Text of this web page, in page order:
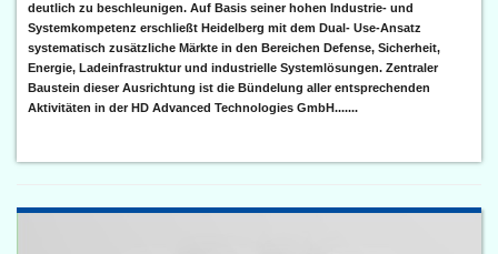
deutlich zu beschleunigen. Auf Basis seiner hohen Industrie- und
Systemkompetenz erschließt Heidelberg mit dem Dual- Use-Ansatz
systematisch zusätzliche Märkte in den Bereichen Defense, Sicherheit,
Energie, Ladeinfrastruktur und industrielle Systemlösungen. Zentraler
Baustein dieser Ausrichtung ist die Bündelung aller entsprechenden
Aktivitäten in der HD Advanced Technologies GmbH.......